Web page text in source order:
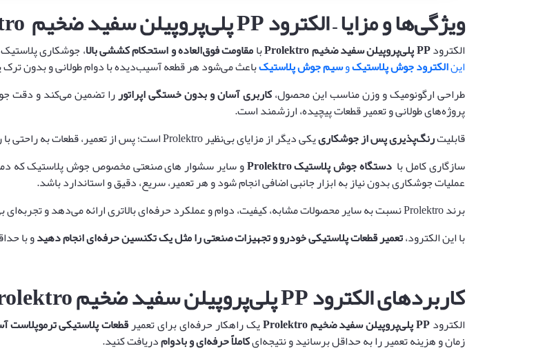
ویژگی‌ها و مزایا – الکترود پلی‌پروپیلن سفید ضخیم
الکترودPPپلی‌پروپیلن سفید ضخیم بامقاومت فوق‌العاده و استحکام کششی بالا، جوشکاری
اینالکترود جوش پلاستیکوسیم جوش پلاستیکباعث می‌شود هر قطعه آسیب‌دیده با دوام طولانی و بدون
طراحی ارگونومیک و وزن مناسب این محصول،کاربری آسان و بدون خستگی اپراتوررا تضمین می‌کند و دقت
پروژه‌های طولانی و تعمیر قطعات پیچیده، ارزشمند است.
قابلیترنگ‌پذیری پس از جوشکارییکی دیگر از مزایای بی‌نظیر Prolektro است؛ پس از تعمیر، قطعات به راحتی با رنگ نهایی هماهنگ شده و نتیجه‌ای کاملاً حرفه‌ای ارائه می‌شود.
سازگاری کامل بادستگاه جوش پلاستیکProlektro و سایر سشوار های صنعتی مخصوص جوش پلاستیک که
عملیات جوشکاری بدون نیاز به ابزار جانبی اضافی انجام شود و هر تعمیر، سریع، دقیق و استاندارد باشد.
برند Prolektro نسبت به سایر محصولات مشابه، کیفیت، دوام و عملکرد حرفه‌ای بالاتری ارائه می‌دهد و تجربه‌ای بی‌نظیر از
با این الکترود،تعمیر قطعات پلاستیکی خودرو و تجهیزات صنعتی را مثل یک تکنسین حرفه‌ای انجام دهیدو با
کاربردهای الکترود پلی‌پروپیلن سفید ضخیم
الکترودPPپلی‌پروپیلن سفید ضخیمProlektro یک راهکار حرفه‌ای برای تعمیرقطعات پلاستیکی ترموپلاست
زمان و هزینه تعمیر را به حداقل برسانید و نتیجه‌ایکاملاً حرفه‌ای و بادوامدریافت کنید.